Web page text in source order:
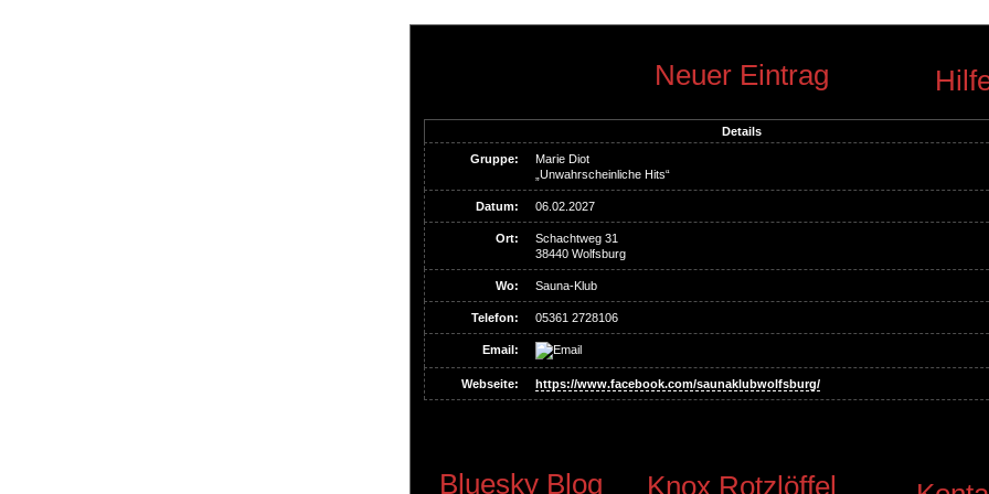
Neuer Eintrag
Details
Gruppe:
Marie Diot
„Unwahrscheinliche Hits“
Datum: 06.02.2027
Ort:
Schachtweg 31
38440 Wolfsburg
Wo: Sauna-Klub
Telefon: 05361 2728106
Email:
Webseite: https://www.facebook.com/saunaklubwolfsburg/
Bluesky Blog Knox Rotzlöffel